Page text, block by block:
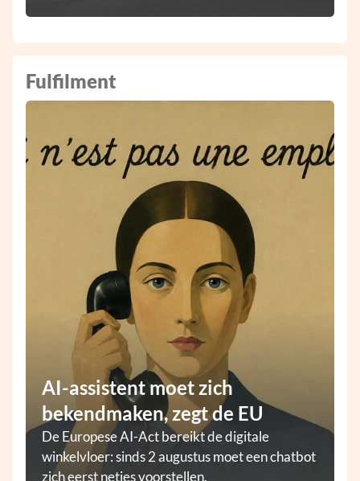
Fulfilment
AI-assistent moet zich
bekendmaken, zegt de EU
De Europese AI-Act bereikt de digitale
winkelvloer: sinds 2 augustus moet een chatbot
zich eerst netjes voorstellen.